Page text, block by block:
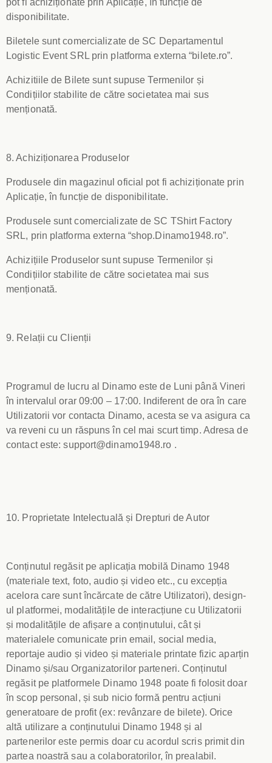
pot fi achiziționate prin Aplicație, în funcție de
disponibilitate.
Biletele sunt comercializate de SC Departamentul
Logistic Event SRL prin platforma externa “bilete.ro”.
Achizitiile de Bilete sunt supuse Termenilor și
Condițiilor stabilite de către societatea mai sus
menționată.
8. Achiziționarea Produselor
Produsele din magazinul oficial pot fi achiziționate prin
Aplicație, în funcție de disponibilitate.
Produsele sunt comercializate de SC TShirt Factory
SRL, prin platforma externa “shop.Dinamo1948.ro”.
Achizițiile Produselor sunt supuse Termenilor și
Condițiilor stabilite de către societatea mai sus
menționată.
9. Relații cu Clienții
Programul de lucru al Dinamo este de Luni până Vineri
în intervalul orar 09:00 – 17:00. Indiferent de ora în care
Utilizatorii vor contacta Dinamo, acesta se va asigura ca
va reveni cu un răspuns în cel mai scurt timp. Adresa de
contact este:support@dinamo1948.ro .
10. Proprietate Intelectuală și Drepturi de Autor
Conținutul regăsit pe aplicația mobilă Dinamo 1948
(materiale text, foto, audio și video etc., cu excepția
acelora care sunt încărcate de către Utilizatori), design-
ul platformei, modalitățile de interacțiune cu Utilizatorii
și modalitățile de afișare a conținutului, cât și
materialele comunicate prin email, social media,
reportaje audio și video și materiale printate fizic aparțin
Dinamo și/sau Organizatorilor parteneri. Conținutul
regăsit pe platformele Dinamo 1948 poate fi folosit doar
în scop personal, și sub nicio formă pentru acțiuni
generatoare de profit (ex: revânzare de bilete). Orice
altă utilizare a conținutului Dinamo 1948 și al
partenerilor este permis doar cu acordul scris primit din
partea noastră sau a colaboratorilor, în prealabil.